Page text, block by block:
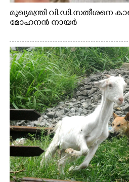
മുഖ്യമന്ത്രി വി.ഡി.സതീശനെ
മോഹനൻ നായർ